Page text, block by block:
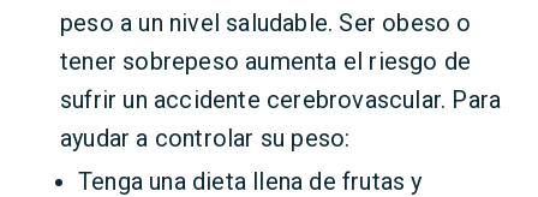
peso a un nivel saludable. Ser obeso o
tener sobrepeso aumenta el riesgo de
sufrir un accidente cerebrovascular. Para
ayudar a controlar su peso:
Tenga una dieta llena de frutas y